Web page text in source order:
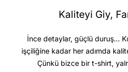
Kaliteyi Giy,
İnce detaylar, güçlü duruş…
işçiliğine kadar her adımda
Çünkü bizce bir t-shirt,